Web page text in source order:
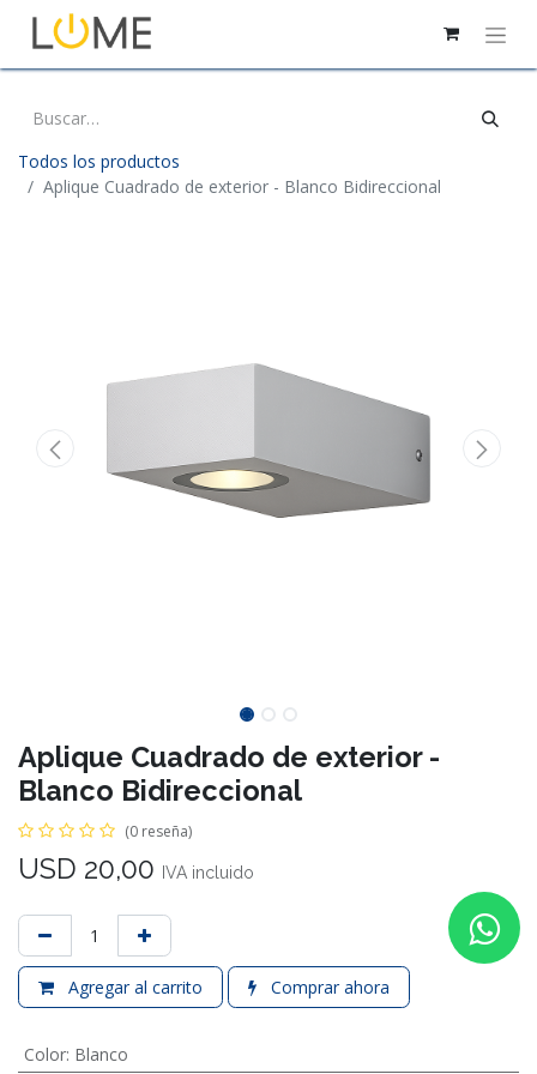
Todos los productos
Aplique Cuadrado de exterior - Blanco Bidireccional
Aplique Cuadrado de exterior -
Blanco Bidireccional
(0 reseña)
USD 20,00 IVA incluido
Agregar al carrito Comprar ahora
Color: Blanco